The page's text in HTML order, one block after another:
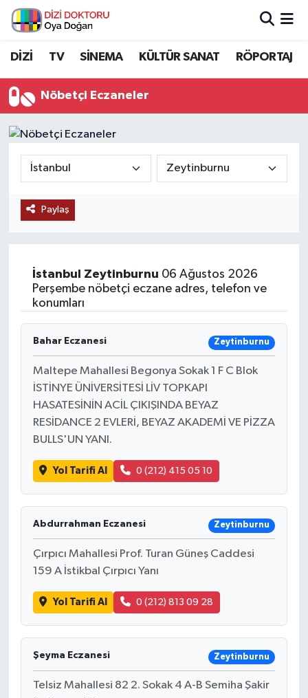
DİZİ TV SİNEMA KÜLTÜR SANAT RÖPORTAJ
Nöbetçi Eczaneler
Paylaş
İstanbul Zeytinburnu 06 Ağustos 2026
Perşembe nöbetçi eczane adres, telefon ve
konumları
Bahar Eczanesi Zeytinburnu
Maltepe Mahallesi Begonya Sokak 1 F C Blok
İSTİNYE ÜNİVERSİTESİ LİV TOPKAPI
HASATESİNİN ACİL ÇIKIŞINDA BEYAZ
RESİDANCE 2 EVLERİ, BEYAZ AKADEMİ VE PİZZA
BULLS'UN YANI.
Yol Tarifi Al 0 (212) 415 05 10
Abdurrahman Eczanesi Zeytinburnu
Çırpıcı Mahallesi Prof. Turan Güneş Caddesi
159 A İstikbal Çırpıcı Yanı
Yol Tarifi Al 0 (212) 813 09 28
Şeyma Eczanesi Zeytinburnu
Telsiz Mahallesi 82 2. Sokak 4 A-B Semiha Şakir
İstanbul Nöbetçi Eczaneler
İstanbul Trafik Yoğunluk Haritası
Haber Arşivi